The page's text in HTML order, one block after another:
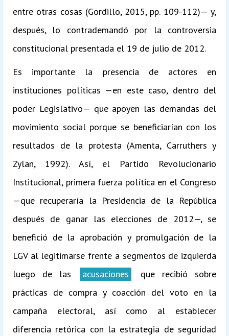
entre otras cosas (Gordillo, 2015, pp. 109-112)— y,
después, lo contrademandó por la controversia
constitucional presentada el 19 de julio de 2012.
Es importante la presencia de actores en
instituciones políticas —en este caso, dentro del
poder Legislativo— que apoyen las demandas del
movimiento social porque se beneficiarían con los
resultados de la protesta (Amenta, Carruthers y
Zylan, 1992). Así, el Partido Revolucionario
Institucional, primera fuerza política en el Congreso
—que recuperaría la Presidencia de la República
después de ganar las elecciones de 2012—, se
benefició de la aprobación y promulgación de la
LGV al legitimarse frente a segmentos de izquierda
luego de las
acusaciones
que recibió sobre
prácticas de compra y coacción del voto en la
campaña electoral, así como al establecer
diferencia retórica con la estrategia de seguridad